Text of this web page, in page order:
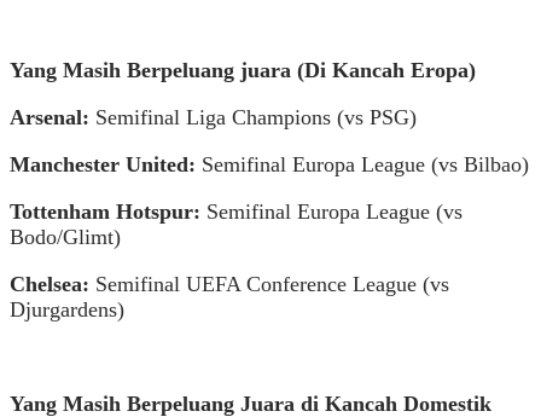
Yang Masih Berpeluang juara (Di Kancah Eropa)
Arsenal: Semifinal Liga Champions (vs PSG)
Manchester United: Semifinal Europa League (vs Bilbao)
Tottenham Hotspur: Semifinal Europa League (vs
Bodo/Glimt)
Chelsea: Semifinal UEFA Conference League (vs
Djurgardens)
Yang Masih Berpeluang Juara di Kancah Domestik